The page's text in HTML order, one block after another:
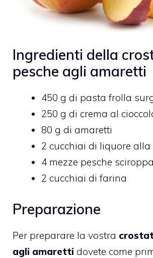
Ingredienti della
pesche agli amaretti
450 g di pasta frolla
250 g di crema al
80 g di amaretti
2 cucchiai di liquore
4 mezze pesche
2 cucchiai di farina
Preparazione
Per preparare la vostra
agli amaretti dovete come